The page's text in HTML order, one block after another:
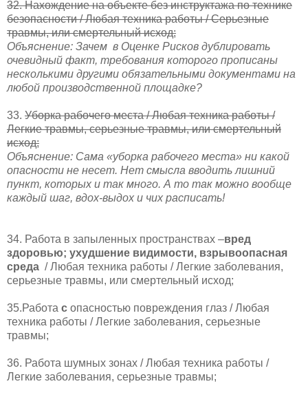
32. Нахождение на объекте без инструктажа по технике
безопасности / Любая техника работы / Серьезные
травмы, или смертельный исход;
Объяснение: Зачем в Оценке Рисков дублировать
очевидный факт, требования которого прописаны
несколькими другими обязательными документами на
любой производственной площадке?
33. Уборка рабочего места / Любая техника работы /
Легкие травмы, серьезные травмы, или смертельный
исход;
Объяснение: Сама «уборка рабочего места» ни какой
опасности не несет. Нет смысла вводить лишний
пункт, которых и так много. А то так можно вообще
каждый шаг, вдох-выдох и чих расписать!
34. Работа в запыленных пространствах –вред
здоровью; ухудшение видимости, взрывоопасная
среда / Любая техника работы / Легкие заболевания,
серьезные травмы, или смертельный исход;
35.Работа с опасностью повреждения глаз / Любая
техника работы / Легкие заболевания, серьезные
травмы;
36. Работа шумных зонах / Любая техника работы /
Легкие заболевания, серьезные травмы;